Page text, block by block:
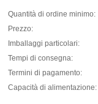
Quantità di ordine minimo:
Prezzo:
Imballaggi particolari:
Tempi di consegna:
Termini di pagamento:
Capacità di alimentazione: